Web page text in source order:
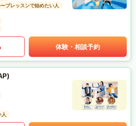
プレッスンで始めたい人
体験・相談予約
人